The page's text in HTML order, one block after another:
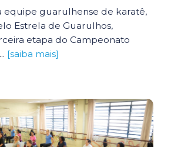
equipe guarulhense de karatê,
Estrela de Guarulhos,
etapa do Campeonato
[saiba mais]